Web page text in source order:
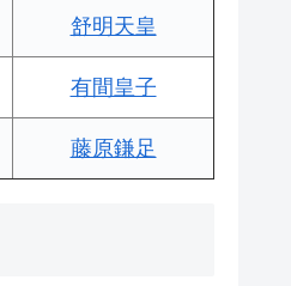
舒明天皇
有間皇子
藤原鎌足